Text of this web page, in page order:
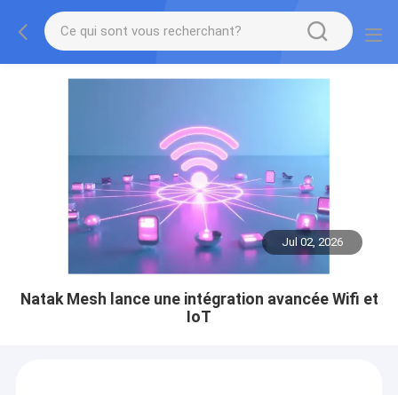
Jul 02, 2026
Natak Mesh lance une intégration avancée Wifi et
IoT